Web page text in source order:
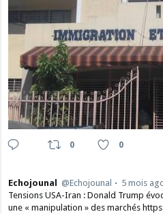
0 0
Echojounal @Echojounal
5 mois
Tensions USA-Iran : Donald Trump
une « manipulation » des marchés